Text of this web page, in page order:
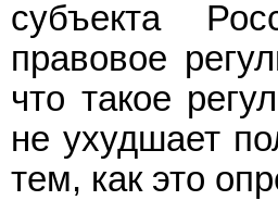
субъекта
правовое
что такое
не ухудшает
тем, как это